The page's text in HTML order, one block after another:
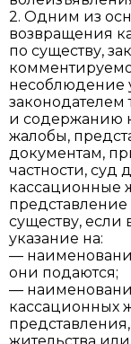
2. Одним из
возвращения
по существу,
несоблюдение
и содержанию
жалобы,
документам,
частности, суд
кассационные
существу, если
указание на:
—
они подаются;
—
кассационных